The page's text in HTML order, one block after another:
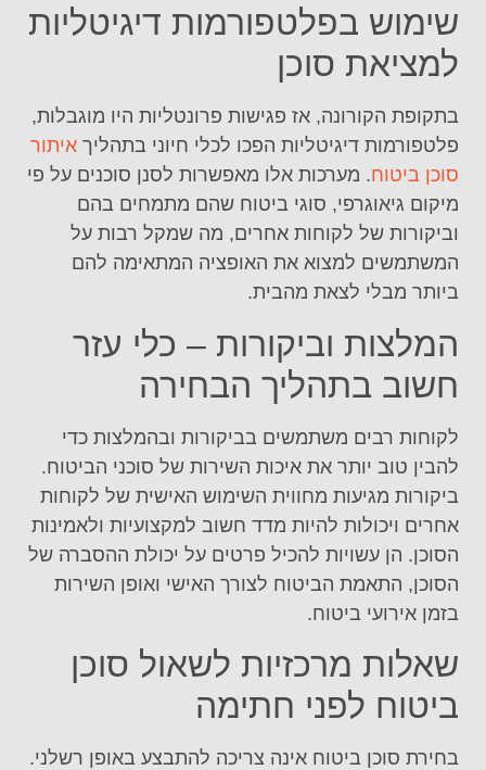
שימוש בפלטפורמות דיגיטליות
למציאת סוכן
בתקופת הקורונה, אז פגישות פרונטליות היו מוגבלות,
פלטפורמות דיגיטליות הפכו לכלי חיוני בתהליך איתור
סוכן ביטוח. מערכות אלו מאפשרות לסנן סוכנים על פי
מיקום גיאוגרפי, סוגי ביטוח שהם מתמחים בהם
וביקורות של לקוחות אחרים, מה שמקל רבות על
המשתמשים למצוא את האופציה המתאימה להם
ביותר מבלי לצאת מהבית.
המלצות וביקורות – כלי עזר
חשוב בתהליך הבחירה
לקוחות רבים משתמשים בביקורות ובהמלצות כדי
להבין טוב יותר את איכות השירות של סוכני הביטוח.
ביקורות מגיעות מחווית השימוש האישית של לקוחות
אחרים ויכולות להיות מדד חשוב למקצועיות ולאמינות
הסוכן. הן עשויות להכיל פרטים על יכולת ההסברה של
הסוכן, התאמת הביטוח לצורך האישי ואופן השירות
בזמן אירועי ביטוח.
שאלות מרכזיות לשאול סוכן
ביטוח לפני חתימה
בחירת סוכן ביטוח אינה צריכה להתבצע באופן רשלני.